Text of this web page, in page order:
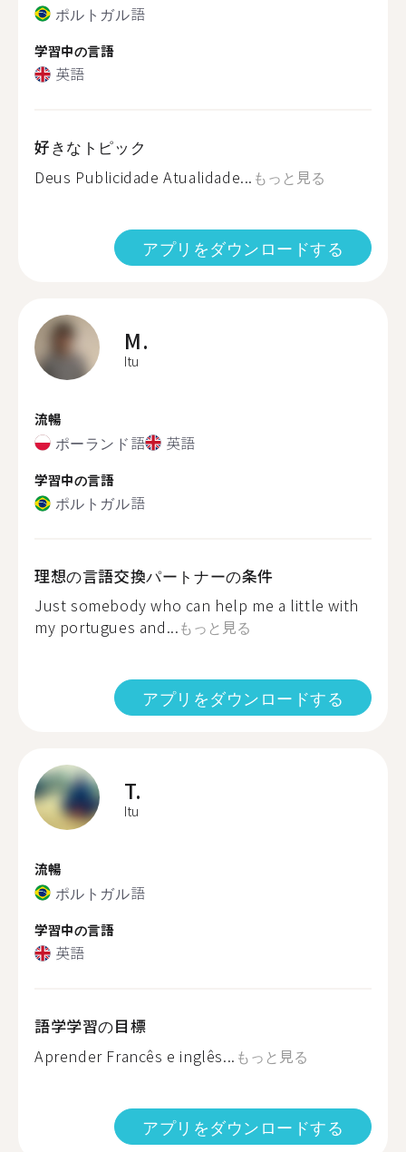
ポルトガル語
学習中の言語
英語
好きなトピック
Deus Publicidade Atualidade... もっと見る
アプリをダウンロードする
M.
Itu
流暢
ポーランド語 英語
学習中の言語
ポルトガル語
理想の言語交換パートナーの条件
Just somebody who can help me a little with
my portugues and...もっと見る
アプリをダウンロードする
T.
Itu
流暢
ポルトガル語
学習中の言語
英語
語学学習の目標
Aprender Francês e inglês... もっと見る
アプリをダウンロードする